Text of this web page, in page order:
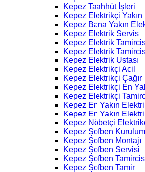
Kepez Taahhüt İşleri
Kepez Elektrikçi Yakın
Kepez Bana Yakın
Kepez Elektrik Servis
Kepez Elektrik
Kepez Elektrik
Kepez Elektrik Ustası
Kepez Elektrikçi Acil
Kepez Elektrikçi Çağır
Kepez Elektrikçi En
Kepez Elektrikçi
Kepez En Yakın
Kepez En Yakın
Kepez Nöbetçi
Kepez Şofben
Kepez Şofben Montajı
Kepez Şofben Servisi
Kepez Şofben
Kepez Şofben Tamir